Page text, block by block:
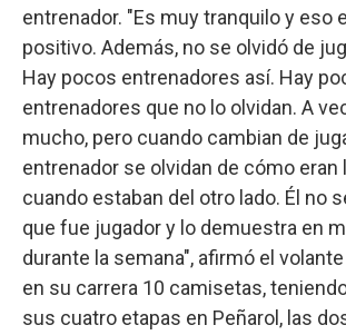
entrenador. "Es muy tranquilo y eso
positivo. Además, no se olvidó de
Hay pocos entrenadores así. Hay
entrenadores que no lo olvidan. A
mucho, pero cuando cambian de
entrenador se olvidan de cómo eran
cuando estaban del otro lado. Él no
que fue jugador y lo demuestra en
durante la semana", afirmó el
en su carrera 10 camisetas,
sus cuatro etapas en Peñarol, las